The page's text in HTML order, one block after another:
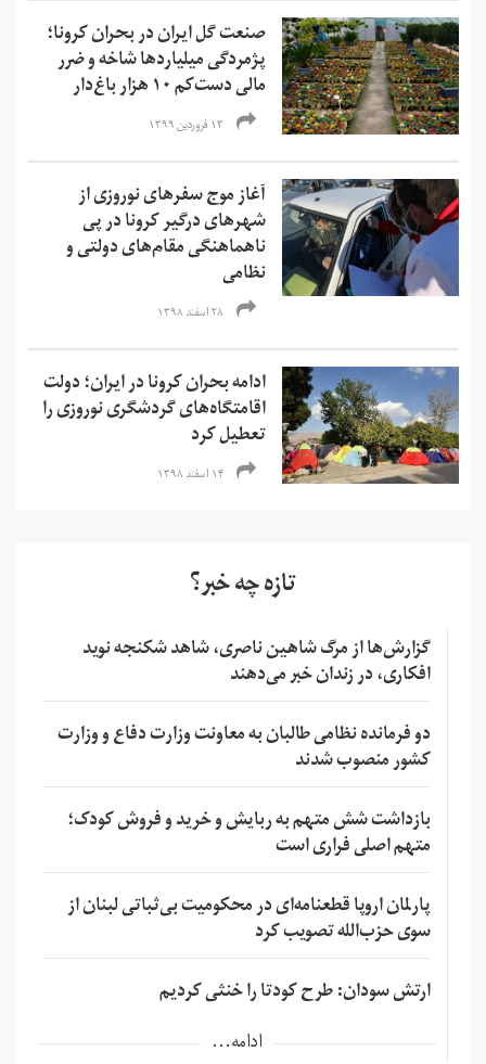
صنعت گل ایران در بحران کرونا؛‌
پژمردگی میلیاردها شاخه و ضرر
مالی دست‌کم ۱۰ هزار باغ‌دار
۱۳ فروردین ۱۳۹۹
آغاز موج سفر‌های نوروزی از
شهرهای درگیر کرونا در پی
ناهماهنگی مقام‌های دولتی و
نظامی
۲۸ اسفند ۱۳۹۸
ادامه بحران کرونا در ایران؛ دولت
اقامتگاه‌های گردشگری نوروزی را
تعطیل کرد
۱۴ اسفند ۱۳۹۸
تازه چه خبر؟
گزارش‌ها از مرگ شاهین ناصری، شاهد شکنجه نوید
افکاری، در زندان خبر می‌دهند
دو فرمانده نظامی طالبان به معاونت وزارت دفاع و وزارت
کشور منصوب شدند
بازداشت شش متهم به ربایش و خرید و فروش کودک؛
متهم اصلی فراری است
پارلمان اروپا قطعنامه‌ای در محکومیت بی‌ثباتی لبنان از
سوی حزب‌الله تصویب کرد
ارتش سودان: طرح کودتا را خنثی کردیم
ادامه...